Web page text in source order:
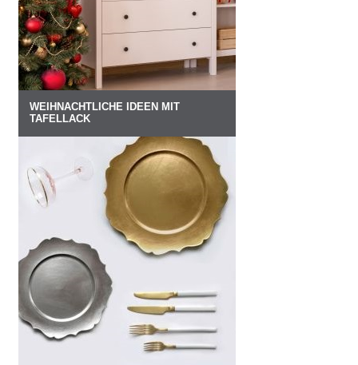
WEIHNACHTLICHE IDEEN MIT
TAFELLACK